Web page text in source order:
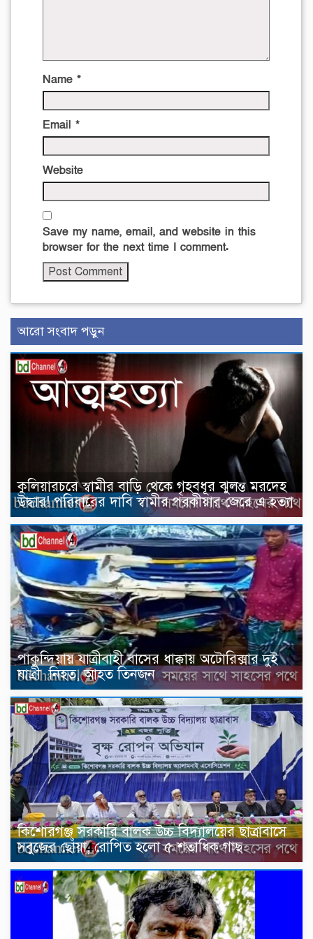
Name *
Email *
Website
Save my name, email, and website in this
browser for the next time I comment.
আরো সংবাদ পড়ুন
কুলিয়ারচরে স্বামীর বাড়ি থেকে গৃহবধূর ঝুলন্ত মরদেহ
উদ্ধার! পরিবারের দাবি স্বামীর পরকীয়ার জেরে এ হত্যা
পাকুন্দিয়ায় যাত্রীবাহী বাসের ধাক্কায় অটোরিক্সার দুই
যাত্রী নিহত, আহত তিনজন
কিশোরগঞ্জ সরকারি বালক উচ্চ বিদ্যালয়ের ছাত্রাবাসে
সবুজের ছোঁয়া, রোপিত হলো ৫ শতাধিক গাছ